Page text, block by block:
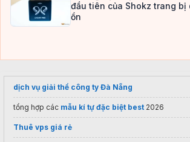
đầu tiên của Shokz trang bị
ồn
dịch vụ giải thể công ty Đà Nẵng
tổng hợp các mẫu kí tự đặc biệt best 2026
Thuê vps giá rẻ